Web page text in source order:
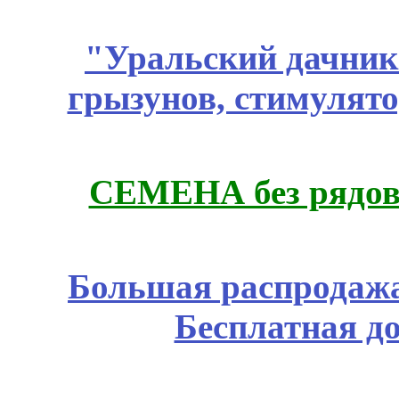
"Уральский
грызунов,
СЕМЕНА без
Большая
Бесплатная